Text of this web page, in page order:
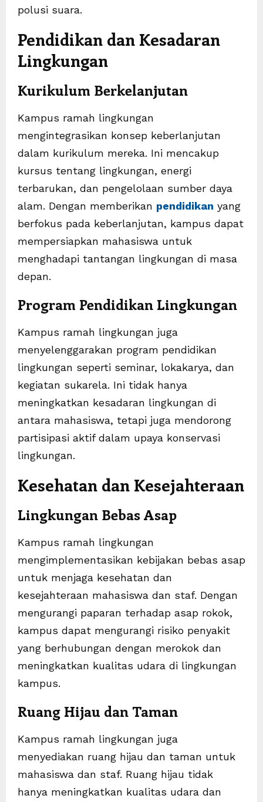
polusi suara.
Pendidikan dan Kesadaran
Lingkungan
Kurikulum Berkelanjutan
Kampus ramah lingkungan
mengintegrasikan konsep keberlanjutan
dalam kurikulum mereka. Ini mencakup
kursus tentang lingkungan, energi
terbarukan, dan pengelolaan sumber daya
alam. Dengan memberikan pendidikan yang
berfokus pada keberlanjutan, kampus dapat
mempersiapkan mahasiswa untuk
menghadapi tantangan lingkungan di masa
depan.
Program Pendidikan Lingkungan
Kampus ramah lingkungan juga
menyelenggarakan program pendidikan
lingkungan seperti seminar, lokakarya, dan
kegiatan sukarela. Ini tidak hanya
meningkatkan kesadaran lingkungan di
antara mahasiswa, tetapi juga mendorong
partisipasi aktif dalam upaya konservasi
lingkungan.
Kesehatan dan Kesejahteraan
Lingkungan Bebas Asap
Kampus ramah lingkungan
mengimplementasikan kebijakan bebas asap
untuk menjaga kesehatan dan
kesejahteraan mahasiswa dan staf. Dengan
mengurangi paparan terhadap asap rokok,
kampus dapat mengurangi risiko penyakit
yang berhubungan dengan merokok dan
meningkatkan kualitas udara di lingkungan
kampus.
Ruang Hijau dan Taman
Kampus ramah lingkungan juga
menyediakan ruang hijau dan taman untuk
mahasiswa dan staf. Ruang hijau tidak
hanya meningkatkan kualitas udara dan